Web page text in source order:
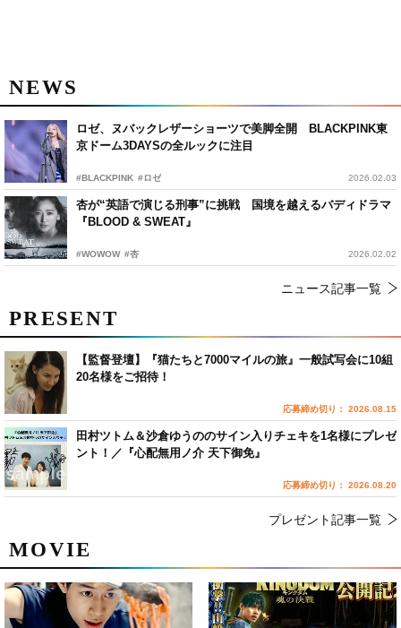
NEWS
ロゼ、ヌバックレザーショーツで美脚全開 BLACKPINK東
京ドーム3DAYSの全ルックに注目
#BLACKPINK #ロゼ 2026.02.03
杏が“英語で演じる刑事”に挑戦 国境を越えるバディドラマ
『BLOOD & SWEAT』
#WOWOW #杏 2026.02.02
ニュース記事一覧
MOVIE
PRESENT
【監督登壇】『猫たちと7000マイルの旅』一般試写会に10組
20名様をご招待！
応募締め切り： 2026.08.15
田村ツトム＆沙倉ゆうののサイン入りチェキを1名様にプレゼ
ント！／『心配無用ノ介 天下御免』
応募締め切り： 2026.08.20
プレゼント記事一覧